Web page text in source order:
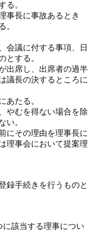
る。
事長に事故あるとき
。
会議に付する事項、日
とする。
出席し、出席者の過半
議長の決するところに
あたる。
を得ない場合を除
い。
の理由を理事長に
理事会において提案理
録手続きを行うものと
該当する理事につい